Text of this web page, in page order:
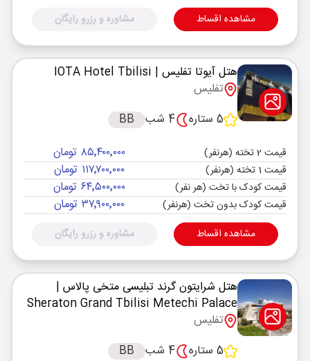
مشاهده اقساط مشاوره و رزرو رایگان
هتل آیوتا تفلیس | IOTA Hotel Tbilisi
تفلیس
5 ستاره
4 شب BB
قیمت 2 تخته (هرنفر) ۸۵٬۴۰۰٬۰۰۰ تومان
قیمت 1 تخته (هرنفر) ۱۱۷٬۷۰۰٬۰۰۰ تومان
قیمت کودک با تخت (هر نفر) ۶۴٬۵۰۰٬۰۰۰ تومان
قیمت کودک بدون تخت (هرنفر) ۳۷٬۹۰۰٬۰۰۰ تومان
مشاهده اقساط مشاوره و رزرو رایگان
هتل شرایتون گرند تبلیسی متخی پالاس |
Sheraton Grand Tbilisi Metechi Palace
تفلیس
5 ستاره
4 شب BB